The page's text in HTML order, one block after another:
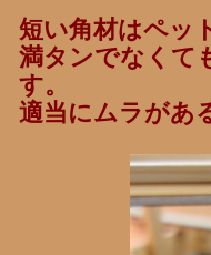
短い角材はペッ
満タンでなくて
す。
適当にムラがあ